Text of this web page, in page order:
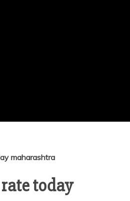
maharashtra
today